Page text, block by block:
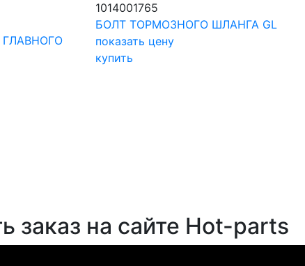
1014001765
БОЛТ ТОРМОЗНОГО ШЛАНГА GL
показать цену
купить
заказ на сайте Hot-parts